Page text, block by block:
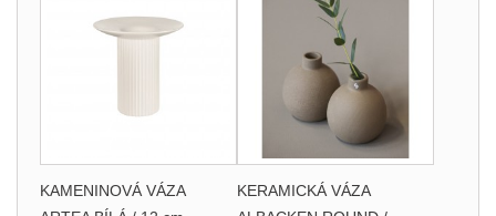
KAMENINOVÁ VÁZA
KERAMICKÁ VÁZA